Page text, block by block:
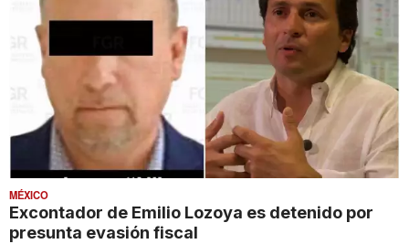
MÉXICO
Excontador de Emilio Lozoya es detenido por
presunta evasión fiscal